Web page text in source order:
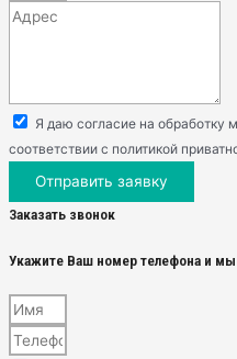
Я даю согласие на обработку
соответствии с политикой
Отправить заявку
Заказать звонок
Укажите Ваш номер телефона и